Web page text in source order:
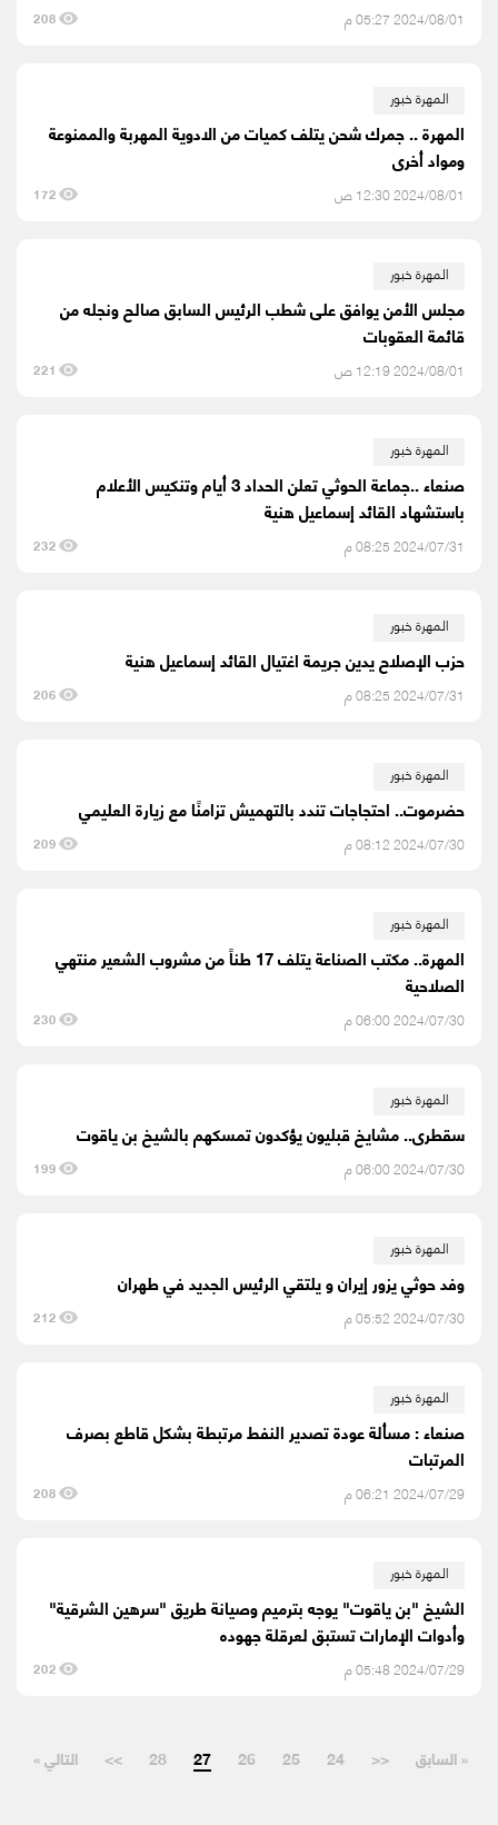
2024/08/01 05:27 م 208
المهرة خبور
المهرة .. جمرك شحن يتلف كميات من الادوية المهربة والممنوعة
ومواد أخرى
2024/08/01 12:30 ص 172
المهرة خبور
مجلس الأمن يوافق على شطب الرئيس السابق صالح ونجله من
قائمة العقوبات
2024/08/01 12:19 ص 221
المهرة خبور
صنعاء ..جماعة الحوثي تعلن الحداد 3 أيام وتنكيس الأعلام
باستشهاد القائد إسماعيل هنية
2024/07/31 08:25 م 232
المهرة خبور
حزب الإصلاح يدين جريمة اغتيال القائد إسماعيل هنية
2024/07/31 08:25 م 206
المهرة خبور
حضرموت.. احتجاجات تندد بالتهميش تزامنًا مع زيارة العليمي
2024/07/30 08:12 م 209
المهرة خبور
المهرة.. مكتب الصناعة يتلف 17 طناً من مشروب الشعير منتهي
الصلاحية
2024/07/30 06:00 م 230
المهرة خبور
سقطرى.. مشايخ قبليون يؤكدون تمسكهم بالشيخ بن ياقوت
2024/07/30 06:00 م 199
المهرة خبور
وفد حوثي يزور إيران و يلتقي الرئيس الجديد في طهران
2024/07/30 05:52 م 212
المهرة خبور
صنعاء : مسألة عودة تصدير النفط مرتبطة بشكل قاطع بصرف
المرتبات
2024/07/29 06:21 م 208
المهرة خبور
الشيخ "بن ياقوت" يوجه بترميم وصيانة طريق "سرهين الشرقية"
وأدوات الإمارات تستبق لعرقلة جهوده
2024/07/29 05:48 م 202
« السابق <<
24
25
26
27
28
>> التالي »